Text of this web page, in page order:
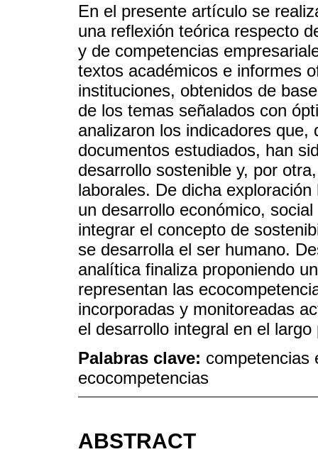
En el presente artículo se
una reflexión teórica respecto
y de competencias
textos académicos e informes
instituciones, obtenidos de
de los temas señalados con
analizaron los indicadores
documentos estudiados, han
desarrollo sostenible y, por
laborales. De dicha
un desarrollo económico,
integrar el concepto de
se desarrolla el ser humano.
analítica finaliza proponiendo
representan las
incorporadas y monitoreadas
el desarrollo integral en el largo
Palabras clave: competencias
ecocompetencias
ABSTRACT